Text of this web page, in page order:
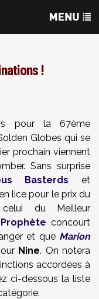
!
pour la 67ème
Globes qui se
prochain viennent
Sans surprise
Basterds et
lice pour le prix du
du Meilleur
concourt
et que Marion
Nine. On notera
accordées à
ci-dessous la liste